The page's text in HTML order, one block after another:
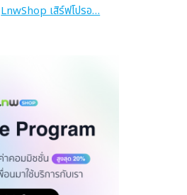
LnwShop เสิร์ฟโปรอ…